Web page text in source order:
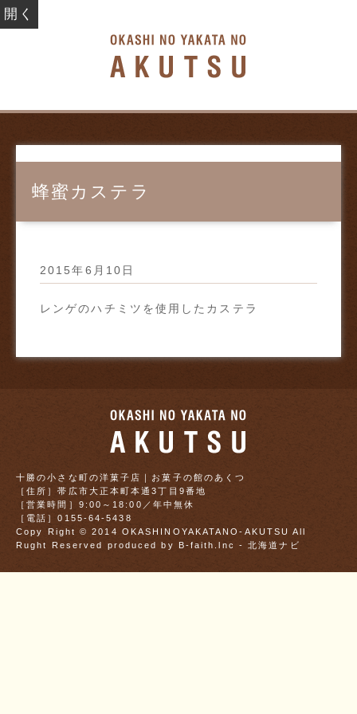
開く
蜂蜜カステラ
2015年6月10日
レンゲのハチミツを使用したカステラ
十勝の小さな町の洋菓子店｜お菓子の館のあくつ
［住所］帯広市大正本町本通3丁目9番地
［営業時間］9:00～18:00／年中無休
［電話］0155-64-5438
Copy Right © 2014 OKASHINOYAKATANO-AKUTSU All
Rught Reserved produced by B-faith.lnc -北海道ナビ